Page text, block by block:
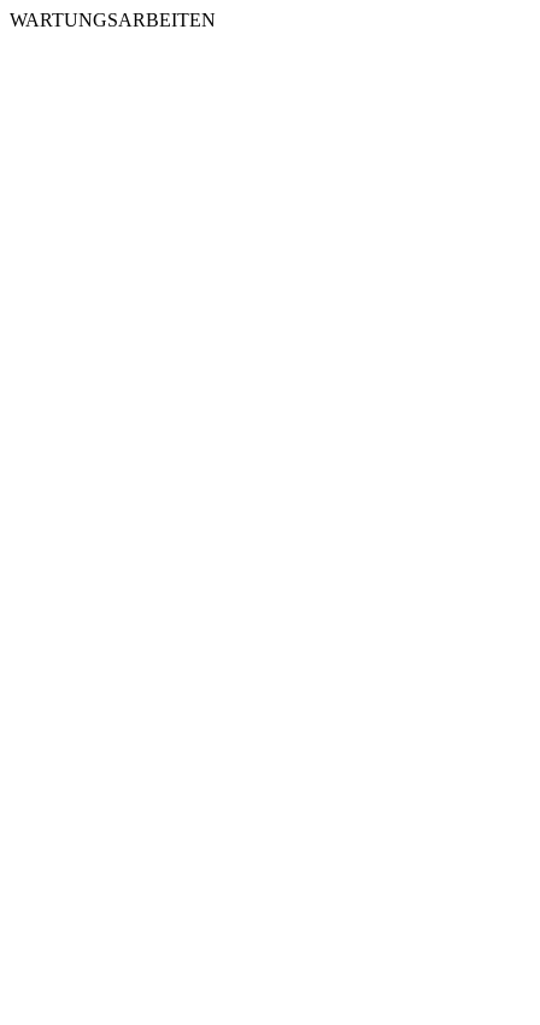
WARTUNGSARBEITEN